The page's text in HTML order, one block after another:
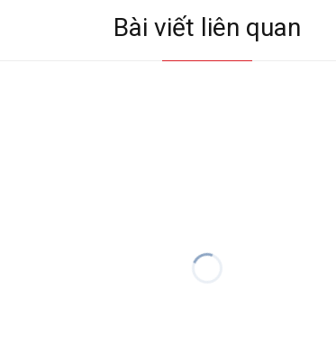
Bài viết liên quan